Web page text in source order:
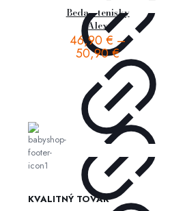
Beda – tenisky
Alex
46,90€ –
50,90€
KVALITNÝ TOVAR